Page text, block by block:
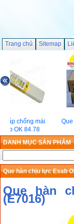
Trang chủ Sitemap
đắp chống mài
OK 84.78
DANH MỤC SẢN PHẨM
Que hàn chịu lực Esab
Que hàn
(E7016)